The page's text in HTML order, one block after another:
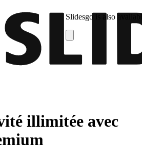
Slidesgo is also
illimitée avec